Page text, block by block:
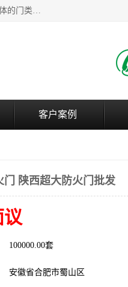
安徽奇道智能门业有限公司是隔音门厂家主营合肥快速门、电动提升门等产品；是一家集生产、销售、安装和维护于一体的门类产品供应商，公司拥有二十多名技术人员。产品种类丰富，各项性能均符合设计要求，可广泛应用于各行各业。的服务团队，24小时服务。
客户案例
门 陕西超大防火门批发
议
100000.00套
安徽省合肥市蜀山区